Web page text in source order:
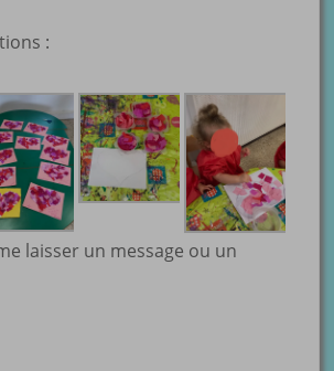
:
laisser un message ou un